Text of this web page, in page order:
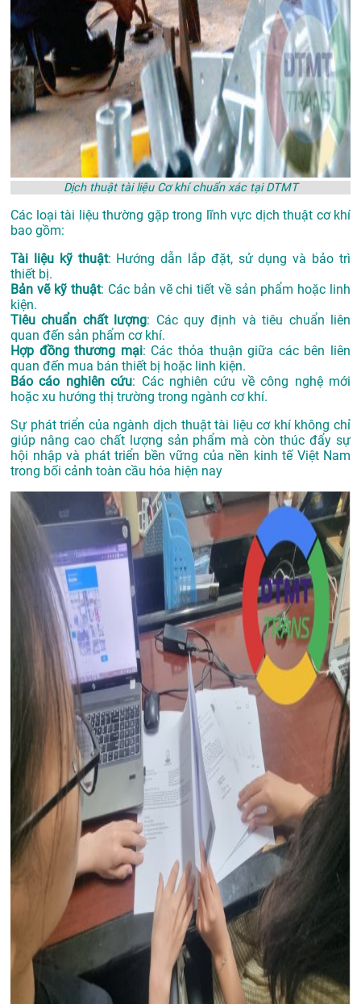
Dịch thuật tài liệu Cơ khí chuẩn xác tại DTMT
Các loại tài liệu thường gặp trong lĩnh vực dịch thuật cơ khí
bao gồm:
Tài liệu kỹ thuật: Hướng dẫn lắp đặt, sử dụng và bảo trì
thiết bị.
Bản vẽ kỹ thuật: Các bản vẽ chi tiết về sản phẩm hoặc linh
kiện.
Tiêu chuẩn chất lượng: Các quy định và tiêu chuẩn liên
quan đến sản phẩm cơ khí.
Hợp đồng thương mại: Các thỏa thuận giữa các bên liên
quan đến mua bán thiết bị hoặc linh kiện.
Báo cáo nghiên cứu: Các nghiên cứu về công nghệ mới
hoặc xu hướng thị trường trong ngành cơ khí.
Sự phát triển của ngành dịch thuật tài liệu cơ khí không chỉ
giúp nâng cao chất lượng sản phẩm mà còn thúc đẩy sự
hội nhập và phát triển bền vững của nền kinh tế Việt Nam
trong bối cảnh toàn cầu hóa hiện nay